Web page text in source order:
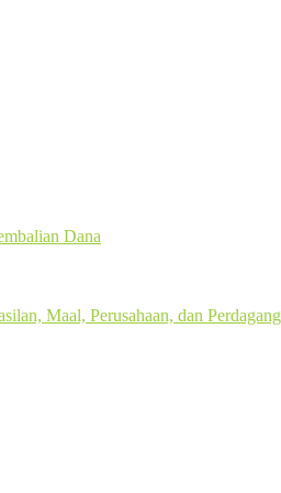
Dana
Maal, Perusahaan, dan